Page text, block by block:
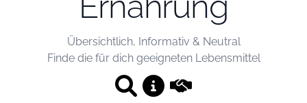
Übersichtlich, Informativ & Neutral
Finde die für dich geeigneten Lebensmittel